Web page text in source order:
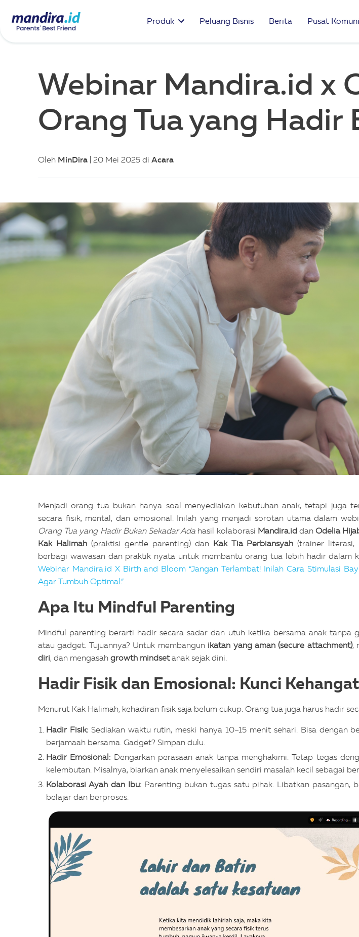
Produk Peluang Bisnis Berita Pusat
Webinar Mandira.id x
Orang Tua yang Hadir
Oleh MinDira | 20 Mei 2025 di Acara
Menjadi orang tua bukan hanya soal menyediakan kebutuhan anak, tetapi juga
secara fisik, mental, dan emosional. Inilah yang menjadi sorotan utama dalam
Orang Tua yang Hadir Bukan Sekadar Ada hasil kolaborasi Mandira.iddanOdelia
Kak Halimah(praktisi gentle parenting) dan Kak Tia Perbiansyah (trainer
berbagi wawasan dan praktik nyata untuk membantu orang tua lebih hadir dalam
Webinar Mandira.id X Birth and Bloom “Jangan Terlambat! Inilah Cara Stimulasi
Agar Tumbuh Optimal.”
Apa Itu Mindful Parenting
Mindful parenting berarti hadir secara sadar dan utuh ketika bersama anak tanpa
atau gadget. Tujuannya? Untuk membangun ikatan yang aman (secure attachment),
diri, dan mengasah growth mindsetanak sejak dini.
Hadir Fisik dan Emosional: Kunci
Menurut Kak Halimah, kehadiran fisik saja belum cukup. Orang tua juga harus hadir
Hadir Fisik:Sediakan waktu rutin, meski hanya 10–15 menit sehari. Bisa dengan
berjamaah bersama. Gadget? Simpan dulu.
Hadir Emosional: Dengarkan perasaan anak tanpa menghakimi. Tetap tegas
kelembutan. Misalnya, biarkan anak menyelesaikan sendiri masalah kecil sebagai
Kolaborasi Ayah dan Ibu:Parenting bukan tugas satu pihak. Libatkan pasangan,
belajar dan berproses.